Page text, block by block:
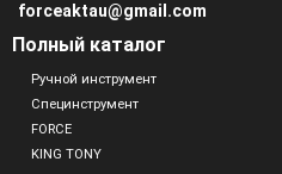
forceaktau@gmail.com
Полный каталог
Ручной инструмент
Специнструмент
FORCE
KING TONY